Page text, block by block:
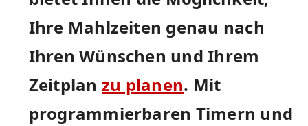
Ihre Mahlzeiten genau nach
Ihren Wünschen und Ihrem
Zeitplan⁣ zu planen. Mit
programmierbaren​ Timern und